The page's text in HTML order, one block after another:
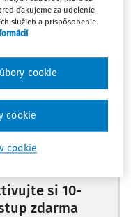
si 10-
zdarma
ďakujeme za udelenie
služieb a prispôsobenie
cookie
cookie
cookie